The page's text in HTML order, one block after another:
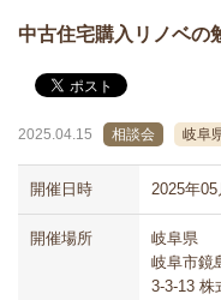
中古住宅購入リノベの
2025.04.15 相談会 岐阜
開催日時 2025年
開催場所
岐阜県
岐阜市鏡
3-3-13